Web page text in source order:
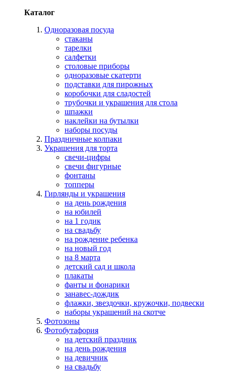
Каталог
Одноразовая посуда
стаканы
тарелки
салфетки
столовые приборы
одноразовые скатерти
подставки для пирожных
коробочки для сладостей
трубочки и украшения для стола
шпажки
наклейки на бутылки
наборы посуды
Праздничные колпаки
Украшения для торта
свечи-цифры
свечи фигурные
фонтаны
топперы
Гирлянды и украшения
на день рождения
на юбилей
на 1 годик
на свадьбу
на рождение ребенка
на новый год
на 8 марта
детский сад и школа
плакаты
фанты и фонарики
занавес-дождик
флажки, звездочки, кружочки, подвески
наборы украшений на скотче
Фотозоны
Фотобутафория
на детский праздник
на день рождения
на девичник
на свадьбу